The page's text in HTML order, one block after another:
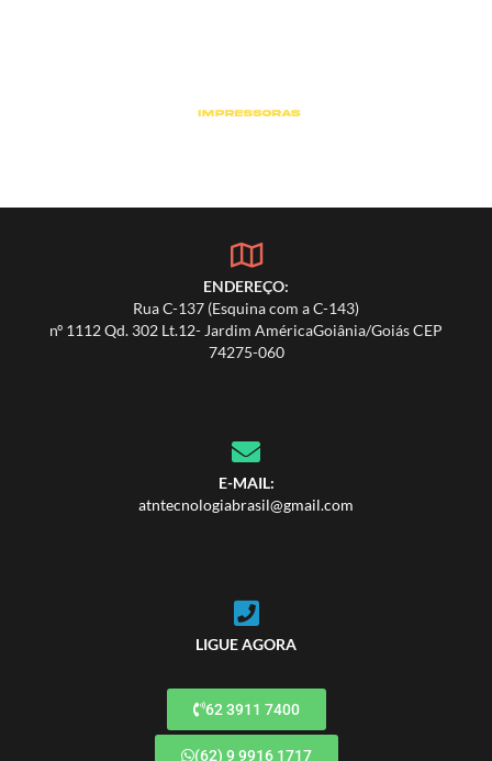
ENDEREÇO:
Rua C-137 (Esquina com a C-143)
nº 1112 Qd. 302 Lt.12- Jardim AméricaGoiânia/Goiás CEP
74275-060
E-MAIL:
atntecnologiabrasil@gmail.com
LIGUE AGORA
62 3911 7400
(62) 9 9916 1717